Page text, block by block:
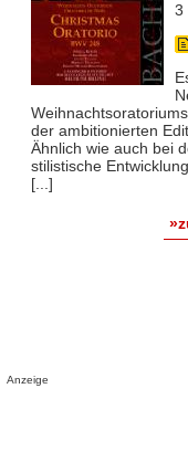
3
der ambitionierten
Ähnlich wie auch bei
stilistische
[...]
Anzeige